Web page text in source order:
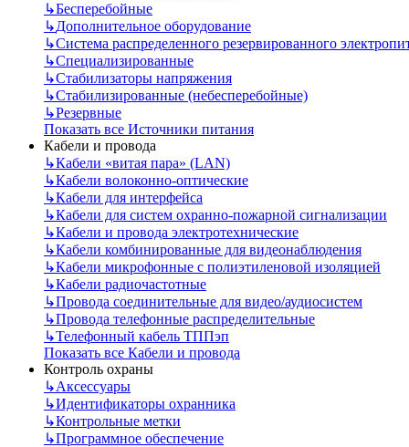
↳Бесперебойные
↳Дополнительное оборудование
↳Система распределенного резервированного
↳Специализированные
↳Стабилизаторы напряжения
↳Стабилизированные (небесперебойные)
↳Резервные
Показать все Источники питания
Кабели и провода
↳Кабели «витая пара» (LAN)
↳Кабели волоконно-оптические
↳Кабели для интерфейса
↳Кабели для систем охранно-пожарной сигнализации
↳Кабели и провода электротехнические
↳Кабели комбинированные для видеонаблюдения
↳Кабели микрофонные с полиэтиленовой изоляцией
↳Кабели радиочастотные
↳Провода соединительные для видео/аудиосистем
↳Провода телефонные распределительные
↳Телефонный кабель ТППэп
Показать все Кабели и провода
Контроль охраны
↳Аксессуары
↳Идентификаторы охранника
↳Контрольные метки
↳Программное обеспечение